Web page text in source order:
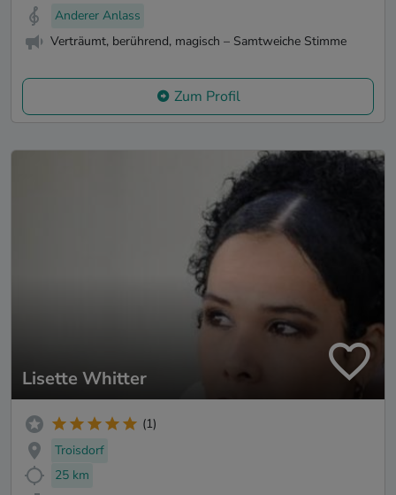
Anderer Anlass
Verträumt, berührend, magisch – Samtweiche Stimme
Zum Profil
Lisette Whitter
(1)
Troisdorf
25 km